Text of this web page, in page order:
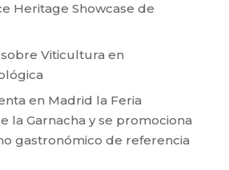
Heritage Showcase de
Viticultura en
en Madrid la Feria
la Garnacha y se promociona
gastronómico de referencia